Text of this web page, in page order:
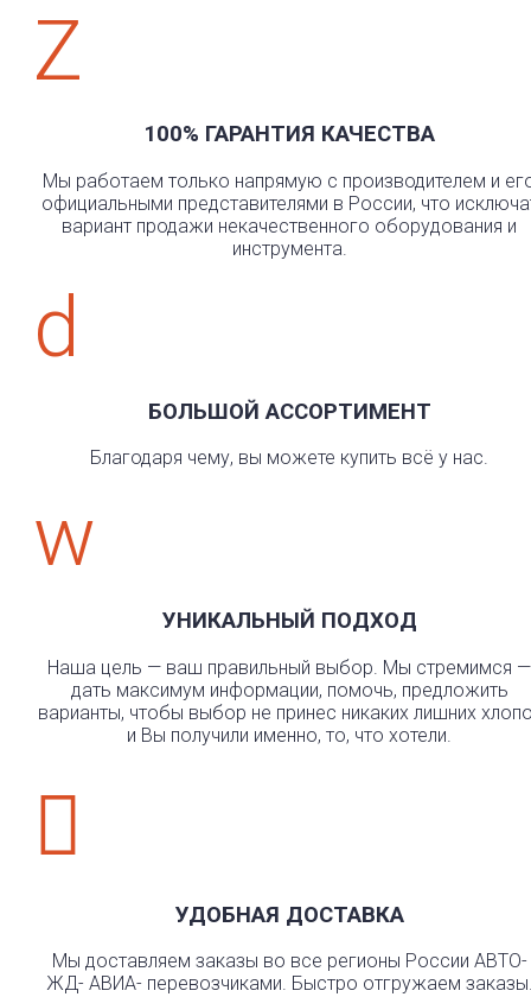
Z
100% ГАРАНТИЯ КАЧЕСТВА
Мы работаем только напрямую с производителем и
официальными представителями в России, что
вариант продажи некачественного оборудования и
инструмента.
d
БОЛЬШОЙ АССОРТИМЕНТ
Благодаря чему, вы можете купить всё у нас.
w
УНИКАЛЬНЫЙ ПОДХОД
Наша цель — ваш правильный выбор. Мы стремимся —
дать максимум информации, помочь, предложить
варианты, чтобы выбор не принес никаких лишних
и Вы получили именно, то, что хотели.

УДОБНАЯ ДОСТАВКА
Мы доставляем заказы во все регионы России АВТО-
ЖД- АВИА- перевозчиками. Быстро отгружаем